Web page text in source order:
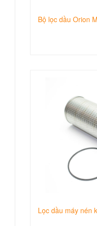
Bộ lọc dầu Orion
Lọc dầu máy nén